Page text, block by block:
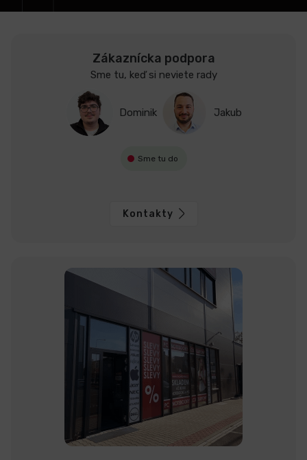
Zákaznícka podpora
Sme tu, keď si neviete rady
Dominik Jakub
Sme tu do
Kontakty